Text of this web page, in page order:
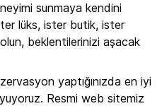
sunmaya kendini
lüks, ister butik, ister
beklentilerinizi aşacak
yaptığınızda en iyi
Resmi web sitemiz